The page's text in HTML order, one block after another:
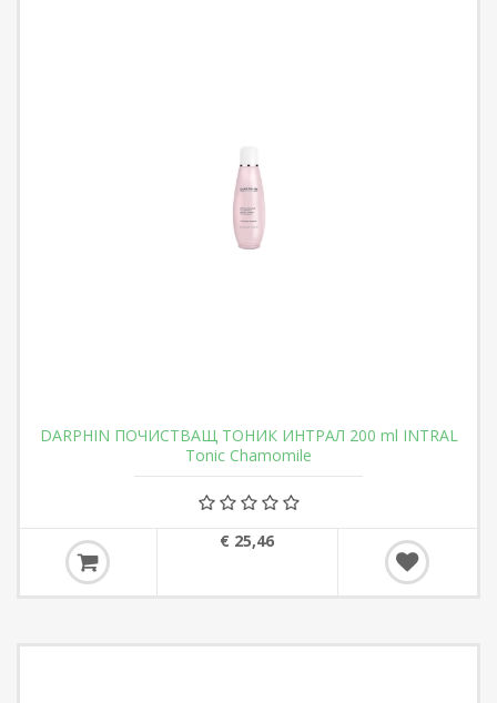
DARPHIN ПОЧИСТВАЩ ТОНИК ИНТРАЛ 200 ml INTRAL
Tonic Chamomile
€ 25,46